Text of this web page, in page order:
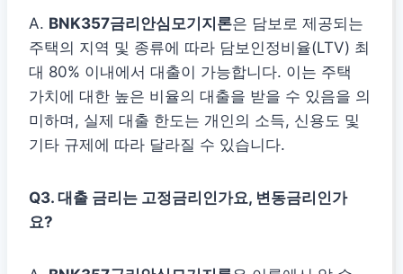
A. BNK357금리안심모기지론은 담보로 제공되는
주택의 지역 및 종류에 따라 담보인정비율(LTV) 최
대 80% 이내에서 대출이 가능합니다. 이는 주택
가치에 대한 높은 비율의 대출을 받을 수 있음을 의
미하며, 실제 대출 한도는 개인의 소득, 신용도 및
기타 규제에 따라 달라질 수 있습니다.
Q3. 대출 금리는 고정금리인가요, 변동금리인가
요?